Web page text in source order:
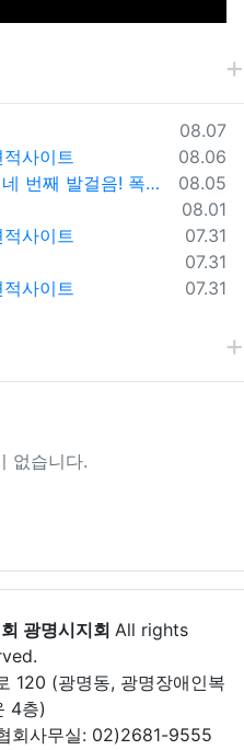
등록일
08.07
등록일
08.06
사이트
등록일
08.05
속 가장 먼저 찾아간 따뜻한 안부
등록일
08.01
등록일
07.31
사이트
등록일
07.31
등록일
07.31
사이트
없습니다.
광명시지회 All rights
120 (광명동, 광명장애인복
4층)
회사무실: 02)2681-9555